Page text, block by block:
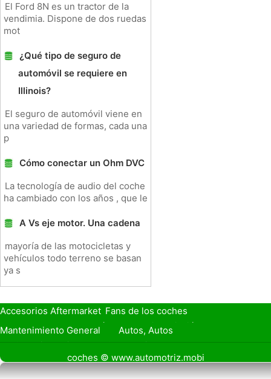
El Ford 8N es un tractor de la
vendimia. Dispone de dos ruedas
mot
¿Qué tipo de seguro de
automóvil se requiere en
Illinois?
El seguro de automóvil viene en
una variedad de formas, cada una
p
Cómo conectar un Ohm DVC
La tecnología de audio del coche
ha cambiado con los años , que le
A Vs eje motor. Una cadena
mayoría de las motocicletas y
vehículos todo terreno se basan
ya s
Accesorios Aftermarket Fans de los coches
Seguro de Coche
Préstamos y Financiación
Mantenimiento General
Autos, Autos
Seguridad Vial
Combustibles
Vender Mi Cochecoches © www.automotriz.mobi